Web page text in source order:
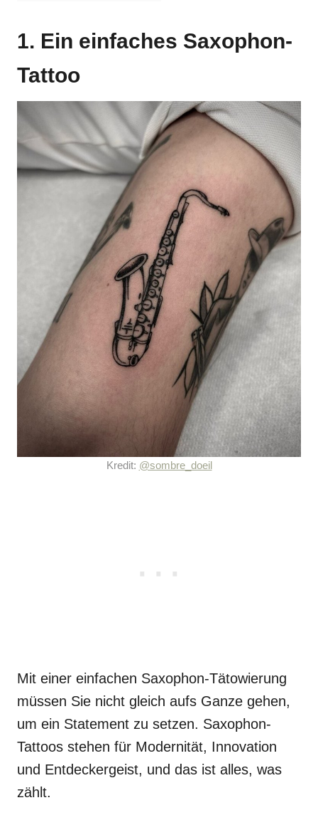
1. Ein einfaches Saxophon-
Tattoo
Kredit: @sombre_doeil
Mit einer einfachen Saxophon-Tätowierung
müssen Sie nicht gleich aufs Ganze gehen,
um ein Statement zu setzen. Saxophon-
Tattoos stehen für Modernität, Innovation
und Entdeckergeist, und das ist alles, was
zählt.